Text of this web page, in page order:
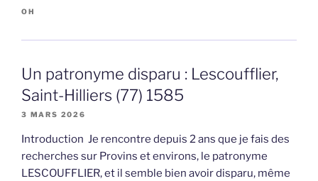
OH
Un patronyme disparu : Lescoufflier,
Saint-Hilliers (77) 1585
3 MARS 2026
Introduction Je rencontre depuis 2 ans que je fais des
recherches sur Provins et environs, le patronyme
LESCOUFFLIER, et il semble bien avoir disparu, même